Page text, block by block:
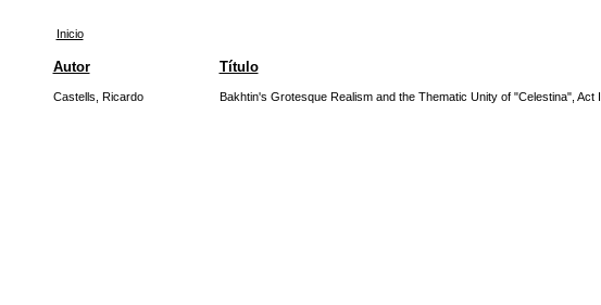
Inicio
Autor Título
Castells, Ricardo Bakhtin's Grotesque Realism and the Thematic Unity of "Celestina", Act I